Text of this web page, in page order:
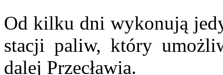
Od kilku dni wykonują
stacji paliw, który
dalej Przecławia.